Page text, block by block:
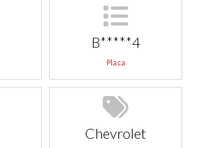
B*****4
Placa
Chevrolet